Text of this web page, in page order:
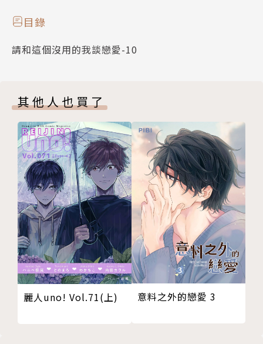
目錄
請和這個沒用的我談戀愛-10
其他人也買了
麗人uno! Vol.71(上) 意料之外的戀愛 3